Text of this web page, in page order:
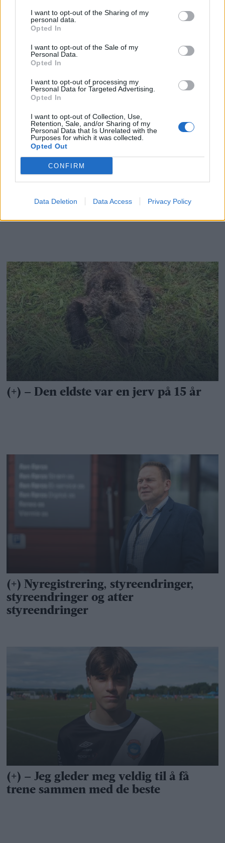
I want to opt-out of the Sharing of my
personal data.
Opted In
I want to opt-out of the Sale of my
Personal Data.
Opted In
I want to opt-out of processing my
Personal Data for Targeted Advertising.
Opted In
I want to opt-out of Collection, Use,
Retention, Sale, and/or Sharing of my
Personal Data that Is Unrelated with the
Purposes for which it was collected.
Opted Out
CONFIRM
Data Deletion Data Access Privacy Policy